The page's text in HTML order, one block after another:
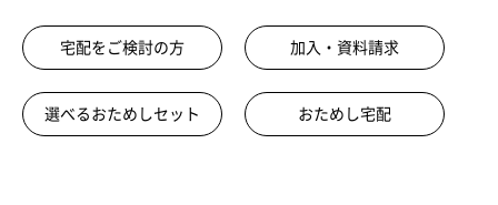
宅配をご検討の方 加入・資料請求
選べるおためしセット おためし宅配